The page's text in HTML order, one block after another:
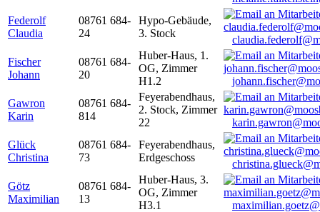
Federolf
Claudia
08761 684-
24
Hypo-Gebäude,
3. Stock
Fischer
Johann
08761 684-
20
Huber-Haus, 1.
OG, Zimmer
H1.2
Gawron
Karin
08761 684-
814
Feyerabendhaus,
2. Stock, Zimmer
22
Glück
Christina
08761 684-
73
Feyerabendhaus,
Erdgeschoss
Götz
Maximilian
08761 684-
13
Huber-Haus, 3.
OG, Zimmer
H3.1